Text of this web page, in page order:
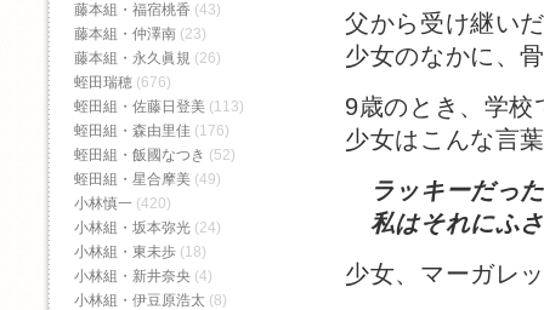
父から受け継い
少女のなかに、
9歳のとき、学校
少女はこんな言
ラッキーだっ
私はそれにふ
少女、マーガレ
藤本組・福宿桃香‬ (43)
藤本組・仲澤南 (23)
藤本組・永久眞規 (26)
蛭田瑞穂 (676)
蛭田組・佐藤日登美 (113)
蛭田組・森由里佳 (176)
蛭田組・飯國なつき (52)
蛭田組・星合摩美 (49)
小林慎一 (420)
小林組・坂本弥光 (24)
小林組・東未歩 (18)
小林組・新井奈央 (4)
小林組・伊豆原浩太 (8)